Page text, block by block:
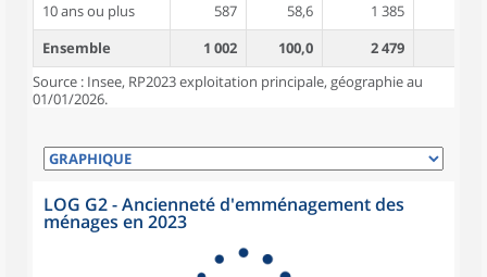
10 ans ou plus
587 58,6 1 385
Ensemble
1 002 100,0 2 479
Source : Insee, RP2023 exploitation principale, géographie au
01/01/2026.
LOG G2 - Ancienneté d'emménagement des
ménages en 2023